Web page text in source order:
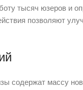
тысяч юзеров и
позволяют
содержат массу